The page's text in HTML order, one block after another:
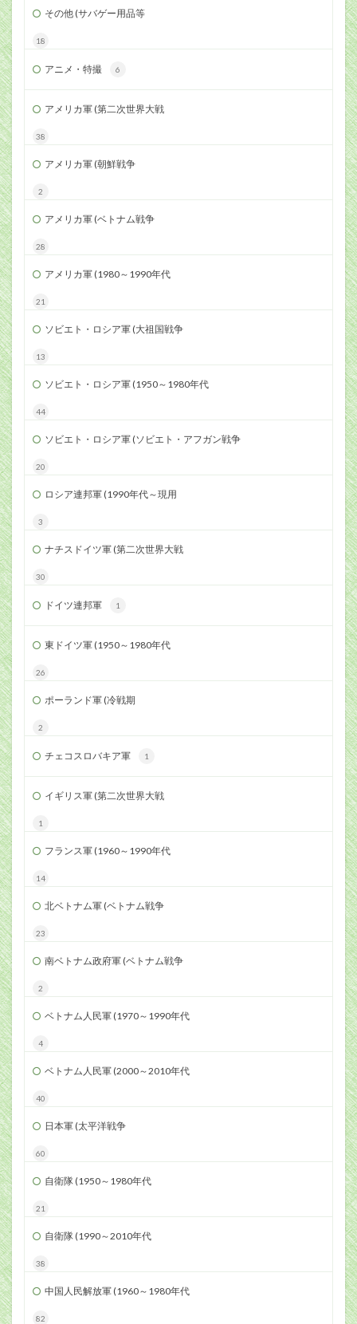
その他 (サバゲー用品等
18
アニメ・特撮 6
アメリカ軍 (第二次世界大戦
38
アメリカ軍 (朝鮮戦争
2
アメリカ軍 (ベトナム戦争
28
アメリカ軍 (1980～1990年代
21
ソビエト・ロシア軍 (大祖国戦争
13
ソビエト・ロシア軍 (1950～1980年代
44
ソビエト・ロシア軍 (ソビエト・アフガン戦争
20
ロシア連邦軍 (1990年代～現用
3
ナチスドイツ軍 (第二次世界大戦
30
ドイツ連邦軍 1
東ドイツ軍 (1950～1980年代
26
ポーランド軍 (冷戦期
2
チェコスロバキア軍 1
イギリス軍 (第二次世界大戦
1
フランス軍 (1960～1990年代
14
北ベトナム軍 (ベトナム戦争
23
南ベトナム政府軍 (ベトナム戦争
2
ベトナム人民軍 (1970～1990年代
4
ベトナム人民軍 (2000～2010年代
40
日本軍 (太平洋戦争
60
自衛隊 (1950～1980年代
21
自衛隊 (1990～2010年代
38
中国人民解放軍 (1960～1980年代
82